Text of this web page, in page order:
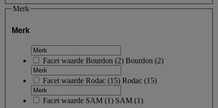
Merk
Merk
Facet waarde Bourdon (2) Bourdon (2)
Facet waarde Rodac (15) Rodac (15)
Facet waarde SAM (1) SAM (1)